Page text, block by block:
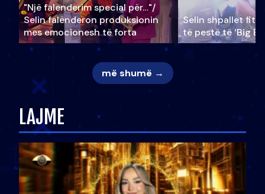
"Një falenderim special për…"/
Selin falënderon produksionin
mes emocionesh të forta
Selin shpallet
të pestë të ‘Big
më shumë →
LAJME